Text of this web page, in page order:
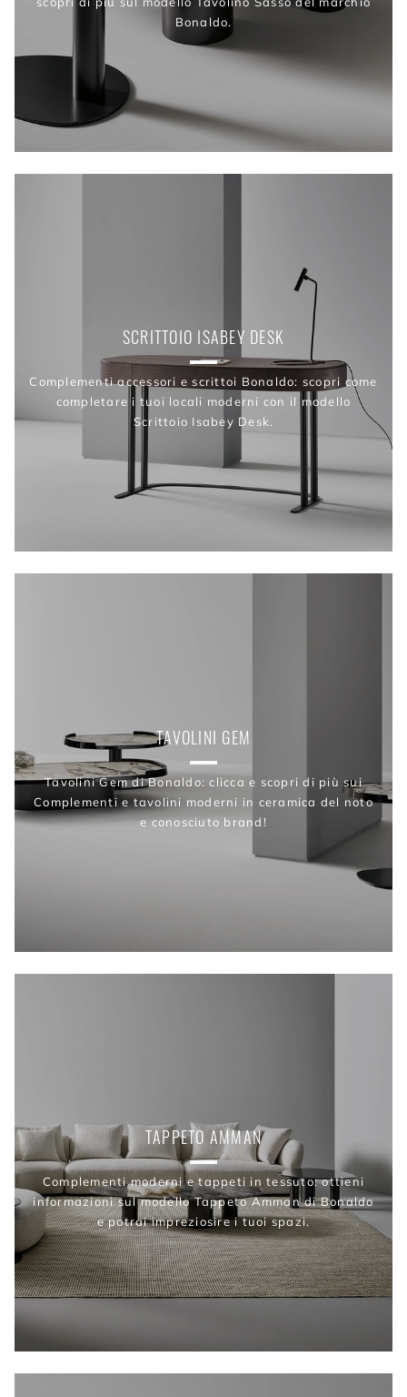
Bonaldo.
SCRITTOIO ISABEY DESK
Complementi accessori e scrittoi Bonaldo: scopri come
completare i tuoi locali moderni con il modello
Scrittoio Isabey Desk.
TAVOLINI GEM
Tavolini Gem di Bonaldo: clicca e scopri di più sui
Complementi e tavolini moderni in ceramica del noto
e conosciuto brand!
TAPPETO AMMAN
Complementi moderni e tappeti in tessuto: ottieni
informazioni sul modello Tappeto Amman di Bonaldo
e potrai impreziosire i tuoi spazi.